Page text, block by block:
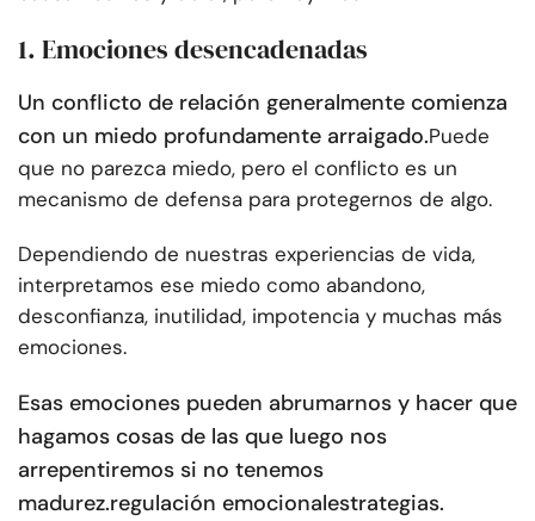
1. Emociones desencadenadas
Un conflicto de relación generalmente comienza
con un miedo profundamente arraigado.Puede
que no parezca miedo, pero el conflicto es un
mecanismo de defensa para protegernos de algo.
Dependiendo de nuestras experiencias de vida,
interpretamos ese miedo como abandono,
desconfianza, inutilidad, impotencia y muchas más
emociones.
Esas emociones pueden abrumarnos y hacer que
hagamos cosas de las que luego nos
arrepentiremos si no tenemos
madurez.regulación emocionalestrategias.